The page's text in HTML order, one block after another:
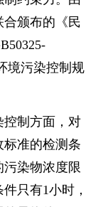
颁布的《民
境污染控制规
制方面，对
准的检测条
染物浓度限
只有1小时，